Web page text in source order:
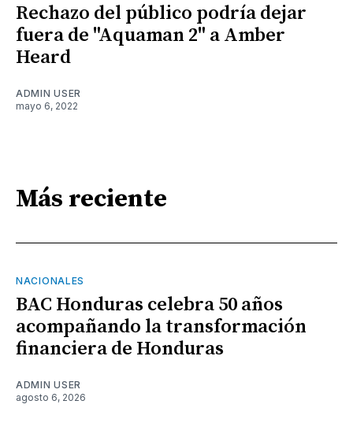
Rechazo del público podría dejar
fuera de "Aquaman 2" a Amber
Heard
ADMIN USER
mayo 6, 2022
Más reciente
NACIONALES
BAC Honduras celebra 50 años
acompañando la transformación
financiera de Honduras
ADMIN USER
agosto 6, 2026